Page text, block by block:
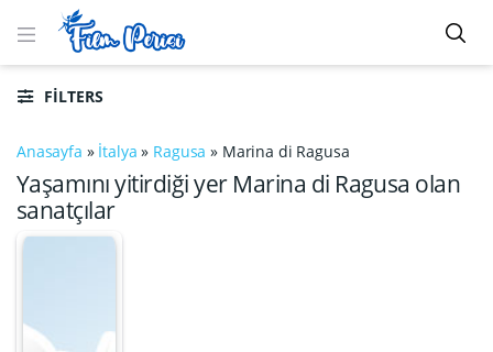
FILTERS
Anasayfa » İtalya » Ragusa » Marina di Ragusa
Yaşamını yitirdiği yer Marina di Ragusa olan
sanatçılar